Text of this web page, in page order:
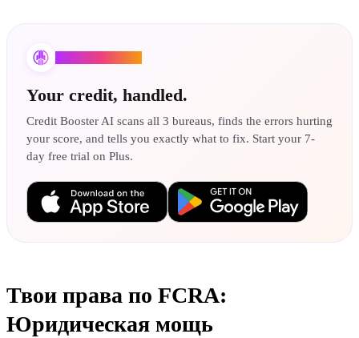
Your credit, handled.
Credit Booster AI scans all 3 bureaus, finds the errors hurting
your score, and tells you exactly what to fix. Start your 7-
day free trial on Plus.
Твои права по FCRA:
Юридическая мощь